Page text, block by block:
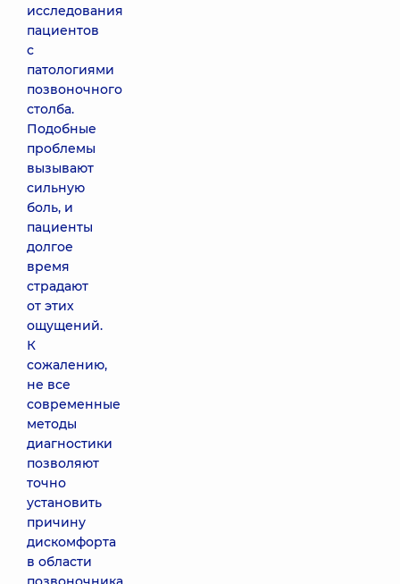
исследования
пациентов
с
патологиями
позвоночного
столба.
Подобные
проблемы
вызывают
сильную
боль, и
пациенты
долгое
время
страдают
от этих
ощущений.
К
сожалению,
не все
современные
методы
диагностики
позволяют
точно
установить
причину
дискомфорта
в области